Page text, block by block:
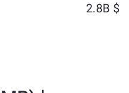
$ 2.8B